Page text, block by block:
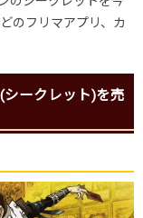
のフリマアプリ、カ
ークレット)を売